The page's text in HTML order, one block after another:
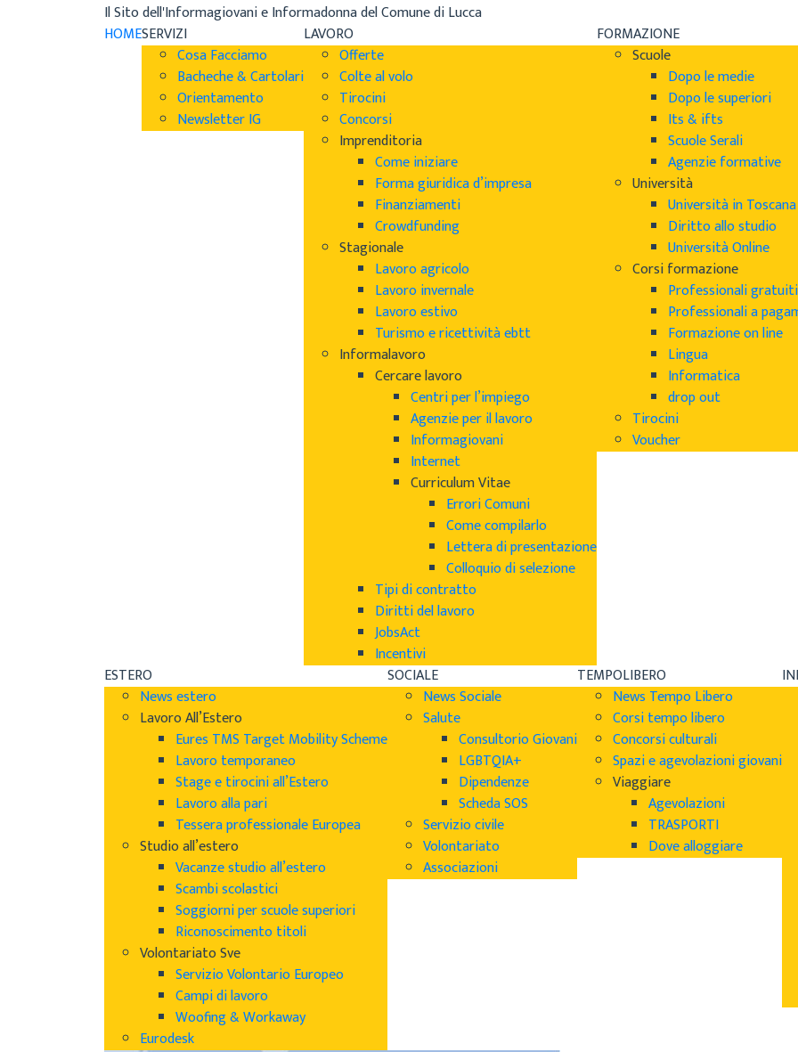
Il Sito dell'Informagiovani e Informadonna del Comune di Lucca
HOMESERVIZI
Cosa Facciamo
Bacheche & Cartolari
Orientamento
Newsletter IG
LAVORO
Offerte
Colte al volo
Tirocini
Concorsi
Imprenditoria
Come iniziare
Forma giuridica d’impresa
Finanziamenti
Crowdfunding
Stagionale
Lavoro agricolo
Lavoro invernale
Lavoro estivo
Turismo e ricettività ebtt
Informalavoro
Cercare lavoro
Centri per l’impiego
Agenzie per il lavoro
Informagiovani
Internet
Curriculum Vitae
Errori Comuni
Come compilarlo
Lettera di presentazione
Colloquio di selezione
Tipi di contratto
Diritti del lavoro
JobsAct
Incentivi
FORMAZIONE
Scuole
Dopo le medie
Dopo le superiori
Its & ifts
Scuole Serali
Agenzie formative
Università
Università in Toscana
Diritto allo studio
Università Online
Corsi formazione
Professionali gratuiti
Professionali a
Formazione on line
Lingua
Informatica
drop out
Tirocini
Voucher
ESTERO
News estero
Lavoro All’Estero
Eures TMS Target Mobility Scheme
Lavoro temporaneo
Stage e tirocini all’Estero
Lavoro alla pari
Tessera professionale Europea
Studio all’estero
Vacanze studio all’estero
Scambi scolastici
Soggiorni per scuole superiori
Riconoscimento titoli
Volontariato Sve
Servizio Volontario Europeo
Campi di lavoro
Woofing & Workaway
Eurodesk
SOCIALE
News Sociale
Salute
Consultorio Giovani
LGBTQIA+
Dipendenze
Scheda SOS
Servizio civile
Volontariato
Associazioni
TEMPOLIBERO
News Tempo Libero
Corsi tempo libero
Concorsi culturali
Spazi e agevolazioni giovani
Viaggiare
Agevolazioni
TRASPORTI
Dove alloggiare